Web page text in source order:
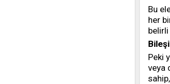
Bu
her
Peki
veya